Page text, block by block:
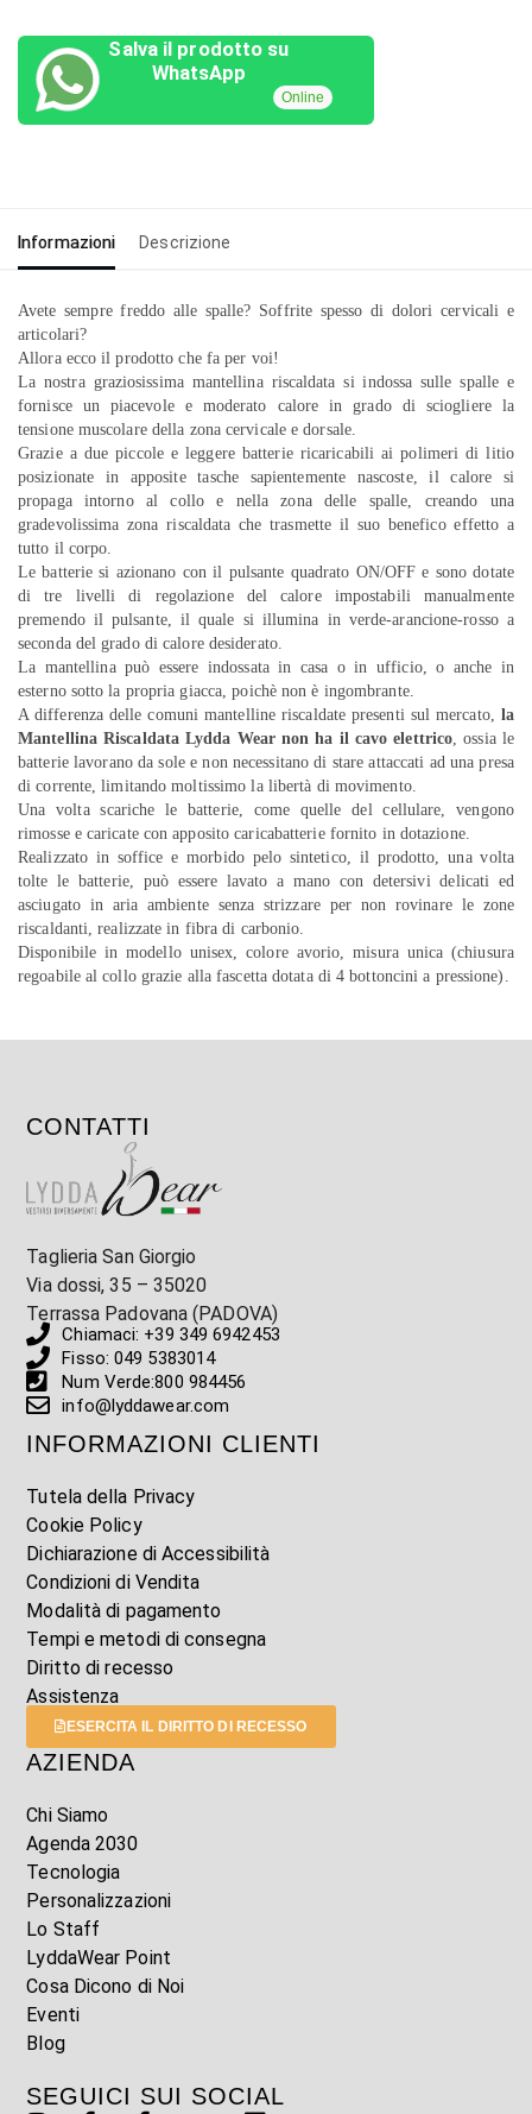
Salva il prodotto su
WhatsApp
Online
Informazioni Descrizione
Avete sempre freddo alle spalle? Soffrite spesso di dolori cervicali e
articolari?
Allora ecco il prodotto che fa per voi!
La nostra graziosissima mantellina riscaldata si indossa sulle spalle e
fornisce un piacevole e moderato calore in grado di sciogliere la
tensione muscolare della zona cervicale e dorsale.
Grazie a due piccole e leggere batterie ricaricabili ai polimeri di litio
posizionate in apposite tasche sapientemente nascoste, il calore si
propaga intorno al collo e nella zona delle spalle, creando una
gradevolissima zona riscaldata che trasmette il suo benefico effetto a
tutto il corpo.
Le batterie si azionano con il pulsante quadrato ON/OFF e sono dotate
di tre livelli di regolazione del calore impostabili manualmente
premendo il pulsante, il quale si illumina in verde-arancione-rosso a
seconda del grado di calore desiderato.
La mantellina può essere indossata in casa o in ufficio, o anche in
esterno sotto la propria giacca, poichè non è ingombrante.
A differenza delle comuni mantelline riscaldate presenti sul mercato, la
Mantellina Riscaldata Lydda Wear non ha il cavo elettrico , ossia le
batterie lavorano da sole e non necessitano di stare attaccati ad una presa
di corrente, limitando moltissimo la libertà di movimento.
Una volta scariche le batterie, come quelle del cellulare, vengono
rimosse e caricate con apposito caricabatterie fornito in dotazione.
Realizzato in soffice e morbido pelo sintetico, il prodotto, una volta
tolte le batterie, può essere lavato a mano con detersivi delicati ed
asciugato in aria ambiente senza strizzare per non rovinare le zone
riscaldanti, realizzate in fibra di carbonio.
Disponibile in modello unisex, colore avorio, misura unica (chiusura
regoabile al collo grazie alla fascetta dotata di 4 bottoncini a pressione).
CONTATTI
Taglieria San Giorgio
Via dossi, 35 – 35020
Terrassa Padovana (PADOVA)
Chiamaci: +39 349 6942453
Fisso: 049 5383014
Num Verde:800 984456
info@lyddawear.com
INFORMAZIONI CLIENTI
Tutela della Privacy
Cookie Policy
Dichiarazione di Accessibilità
Condizioni di Vendita
Modalità di pagamento
Tempi e metodi di consegna
Diritto di recesso
Assistenza
ESERCITA IL DIRITTO DI RECESSO
AZIENDA
Chi Siamo
Agenda 2030
Tecnologia
Personalizzazioni
Lo Staff
LyddaWear Point
Cosa Dicono di Noi
Eventi
Blog
SEGUICI SUI SOCIAL